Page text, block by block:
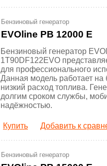
Бензиновый генератор
EVOline PB 12000 E
Бензиновый генератор
1T90DF122EVO
для профессионального
Данная модель работает на
низкий расход топлива.
долгим сроком службы,
надёжностью.
Купить Добавить к
Бензиновый генератор